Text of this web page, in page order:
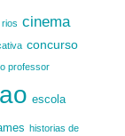
cinema
concurso
professor
escola
historias de